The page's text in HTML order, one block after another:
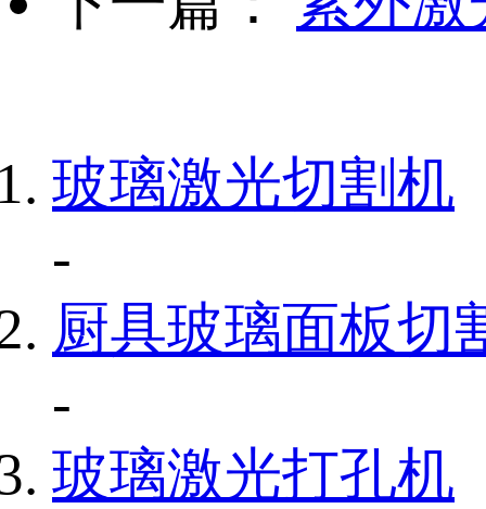
玻璃激光切割机
-
厨具玻璃面板切
-
玻璃激光打孔机